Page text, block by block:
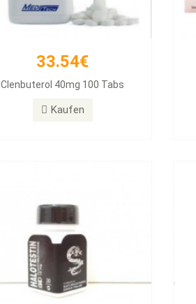
33.54€
Clenbuterol 40mg 100 Tabs
Kaufen
77.39€
Halotestin BD